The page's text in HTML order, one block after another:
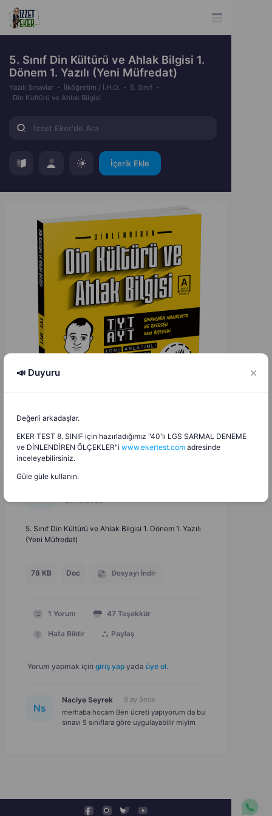
5. Sınıf Din Kültürü ve Ahlak Bilgisi 1.
Dönem 1. Yazılı (Yeni Müfredat)
Yazılı Sınavlar İlköğretim / İ.H.O.
5. Sınıf
Din Kültürü ve Ahlak Bilgisi
İçerik Ekle
20.10.2025
5. Sınıf Din Kültürü ve Ahlak Bilgisi 1. Dönem 1. Yazılı
(Yeni Müfredat)
78 KB Doc Dosyayı İndir
1 Yorum 47 Teşekkür
Hata Bildir Paylaş
Yorum yapmak için giriş yap yada üye ol.
Ns
Naciye Seyrek
9 ay önce
merhaba hocam Ben ücreti yapıyorum da bu
sınavı 5 sınıflara göre uygulayabilir miyim
📣 Duyuru
Değerli arkadaşlar.
EKER TEST 8. SINIF için hazırladığımız "40'lı LGS SARMAL DENEME
ve DİNLENDİREN ÖLÇEKLER"i www.ekertest.com adresinde
inceleyebilirsiniz.
Güle güle kullanın.